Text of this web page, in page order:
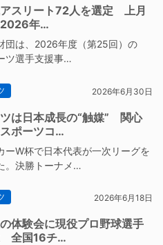
スリート72人を選定 上月
2026年…
団は、2026年度（第25回）の
ツ選手支援事…
2026年6月30日
は日本成長の“触媒” 関心
ポーツコ…
ーW杯で日本代表が一次リーグを
。決勝トーナメ…
2026年6月18日
体験会に現役プロ野球選手
全国16チ…